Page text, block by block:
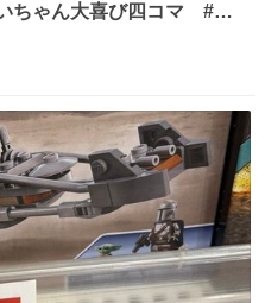
ちゃん大喜び四コマ #四
るハッシュタグ